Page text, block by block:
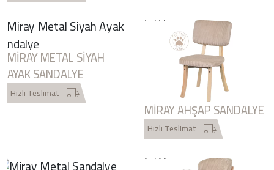
MIRAY METAL SIYAH
AYAK SANDALYE
Hızlı Teslimat
MIRAY AHŞAP SANDALYE
Hızlı Teslimat